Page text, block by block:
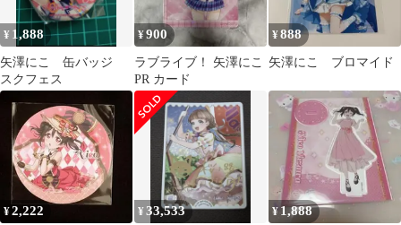
¥ 1,888
矢澤にこ 缶バッジ
スクフェス
¥900
ラブライブ！ 矢澤にこ
PR カード
¥888
矢澤にこ ブロマイド
¥2,222 ¥33,533 ¥ 1,888